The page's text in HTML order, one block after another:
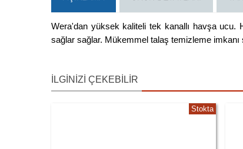
Wera'dan yüksek kaliteli tek kanallı havşa ucu.
sağlar sağlar. Mükemmel talaş temizleme
İLGINIZI ÇEKEBILIR
Stokta